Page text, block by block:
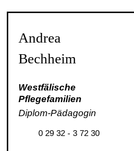
Andrea
Bechheim
Westfälische
Pflegefamilien
Diplom-Pädagogin
0 29 32 - 3 72 30